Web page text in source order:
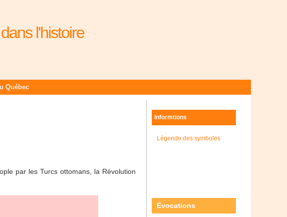
l'histoire
Québec
par les Turcs ottomans, la Révolution
Informtions
Légende des symboles
Évocations